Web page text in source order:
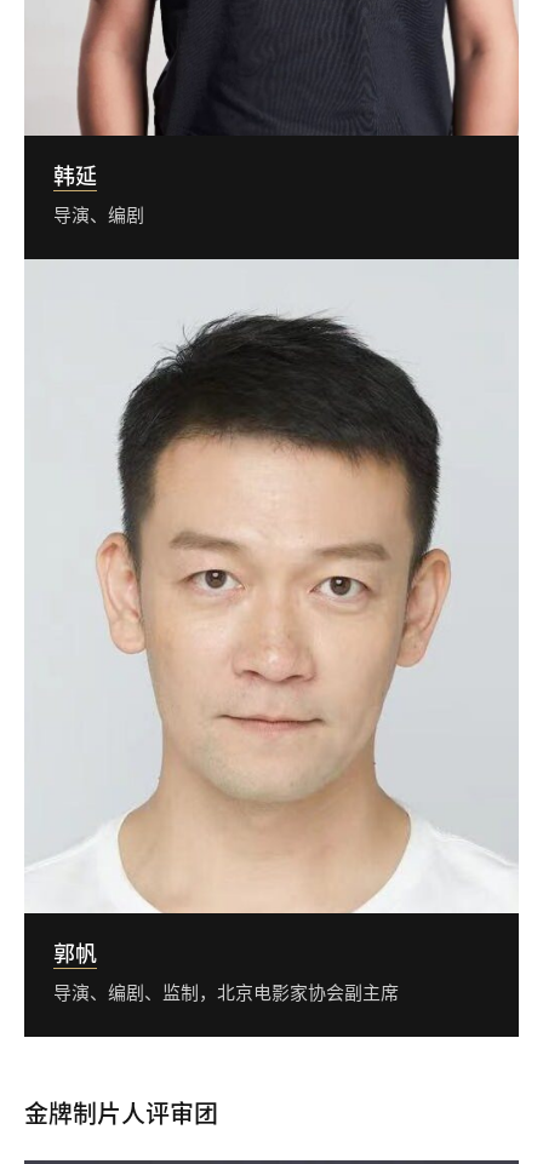
韩延
导演、编剧
郭帆
导演、编剧、监制，北京电影家协会副主席
金牌制片人评审团